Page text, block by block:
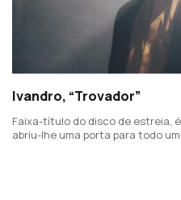
Ivandro, “Trovador”
Faixa-título do disco de estreia,
abriu-lhe uma porta para todo